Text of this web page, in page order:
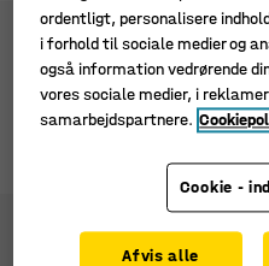
ordentligt, personalisere
i forhold til sociale medier og
også information vedrørende
vores sociale medier, i
samarbejdspartnere.
Cookie -
Afvis alle